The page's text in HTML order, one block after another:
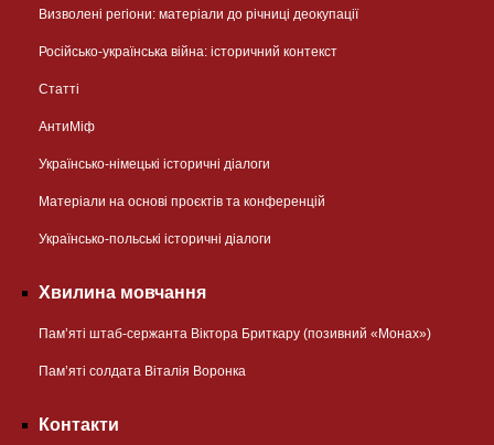
Визволені регіони: матеріали до річниці деокупації
Російсько-українська війна: історичний контекст
Статті
АнтиМіф
Українсько-німецькі історичні діалоги
Матеріали на основі проєктів та конференцій
Українсько-польські історичні діалоги
Хвилина мовчання
Пам’яті штаб-сержанта Віктора Бриткару (позивний «Монах»)
Пам’яті солдата Віталія Воронка
Контакти